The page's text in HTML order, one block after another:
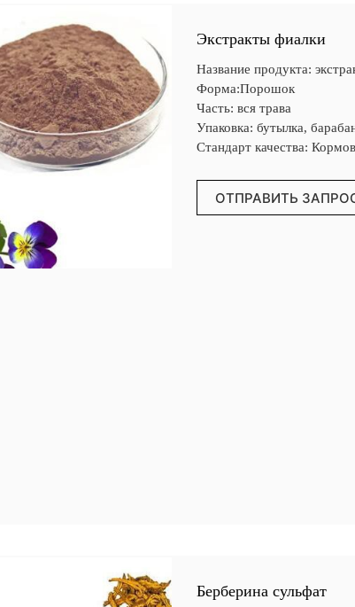
Экстракты фиалки
Название продукта:
Форма:Порошок
Часть: вся трава
Упаковка: бутылка,
Стандарт качества:
ОТПРАВИТЬ
Берберина сульфат